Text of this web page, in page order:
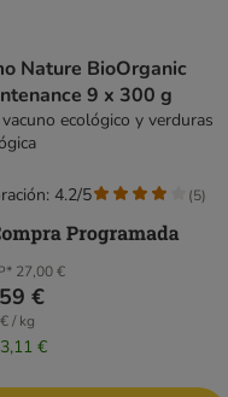
Nature BioOrganic
9 x 300 g
ecológico y verduras
27,00 €
€
/ kg
€
4.2/5 (5)